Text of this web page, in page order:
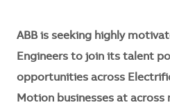
ABB is seeking highly
Engineers to join its talent
opportunities across
Motion businesses at across